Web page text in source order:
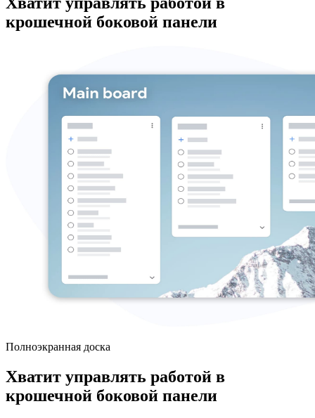
крошечной боковой панели
Полноэкранная доска
Хватит управлять работой в
крошечной боковой панели